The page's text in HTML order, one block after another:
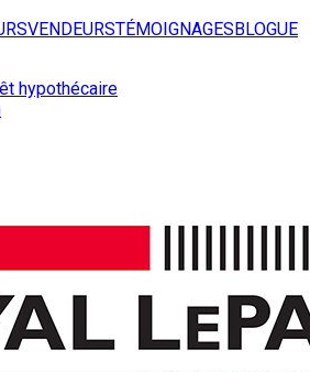
VENDEURSTÉMOIGNAGESBLOGUE
hypothécaire